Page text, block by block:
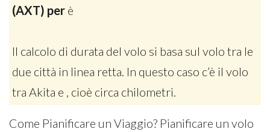
(AXT) per è
Il calcolo di durata del volo si basa sul volo tra le
due città in linea retta. In questo caso c’è il volo
tra Akita e , cioè circa chilometri.
Come Pianificare un Viaggio? Pianificare un volo